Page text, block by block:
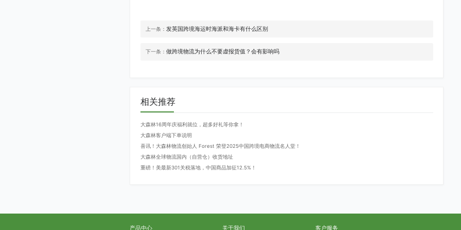
上一条： 发英国跨境海运时海派和海卡有什么区别
下一条：做跨境物流为什么不要虚报货值？会有影响吗
相关推荐
大森林16周年庆福利就位，超多好礼等你拿！
大森林客户端下单说明
喜讯！大森林物流创始人 Forest 荣登2025中国跨境电商物流名人堂！
大森林全球物流国内（自营仓）收货地址
重磅！美最新301关税落地，中国商品加征12.5%！
产品中心 关于我们 客户服务